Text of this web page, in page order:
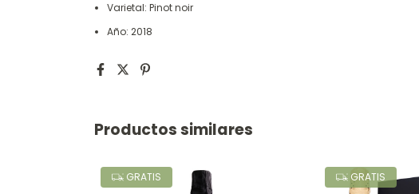
Varietal: Pinot noir
Año: 2018
Productos similares
GRATIS GRATIS